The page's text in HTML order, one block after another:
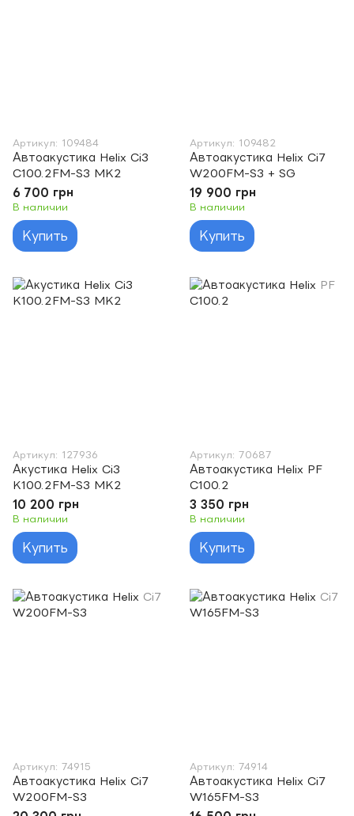
Артикул: 109484
Автоакустика Helix Ci3
C100.2FM-S3 MK2
6 700 грн
В наличии
Купить
Артикул: 109482
Автоакустика Helix Ci7
W200FM-S3 + SG
19 900 грн
В наличии
Купить
Артикул: 127936
Акустика Helix Ci3
K100.2FM-S3 MK2
10 200 грн
В наличии
Купить
Артикул: 70687
Автоакустика Helix PF
C100.2
3 350 грн
В наличии
Купить
Артикул: 74915
Автоакустика Helix Ci7
W200FM-S3
Артикул: 74914
Автоакустика Helix Ci7
W165FM-S3